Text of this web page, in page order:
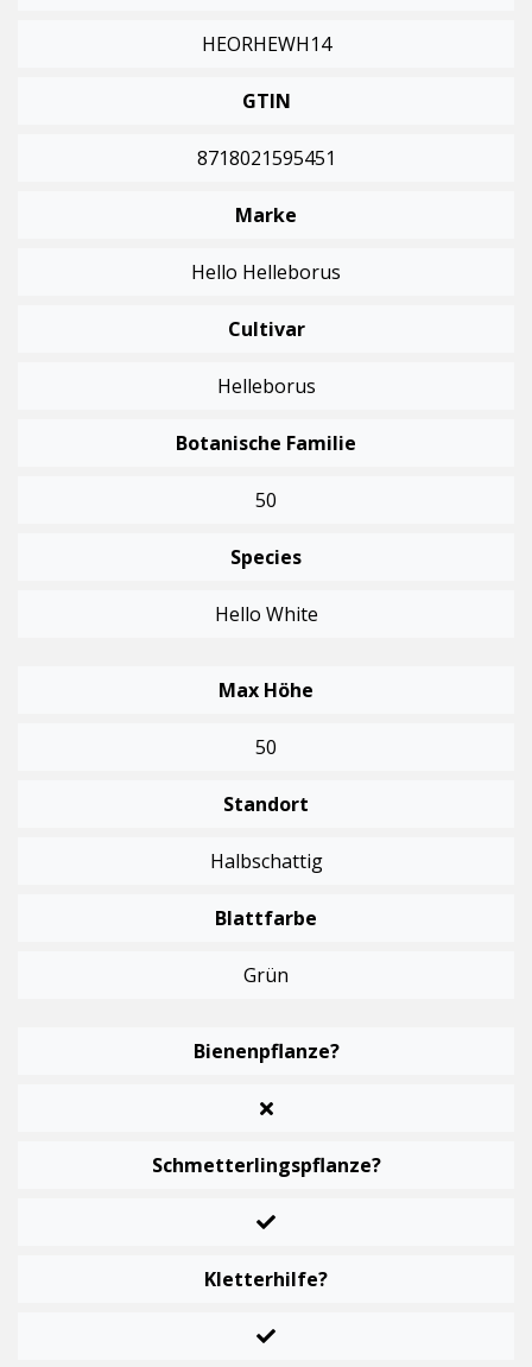
HEORHEWH14
GTIN
8718021595451
Marke
Hello Helleborus
Cultivar
Helleborus
Botanische Familie
50
Species
Hello White
Max Höhe
50
Standort
Halbschattig
Blattfarbe
Grün
Bienenpflanze?
Schmetterlingspflanze?
Kletterhilfe?